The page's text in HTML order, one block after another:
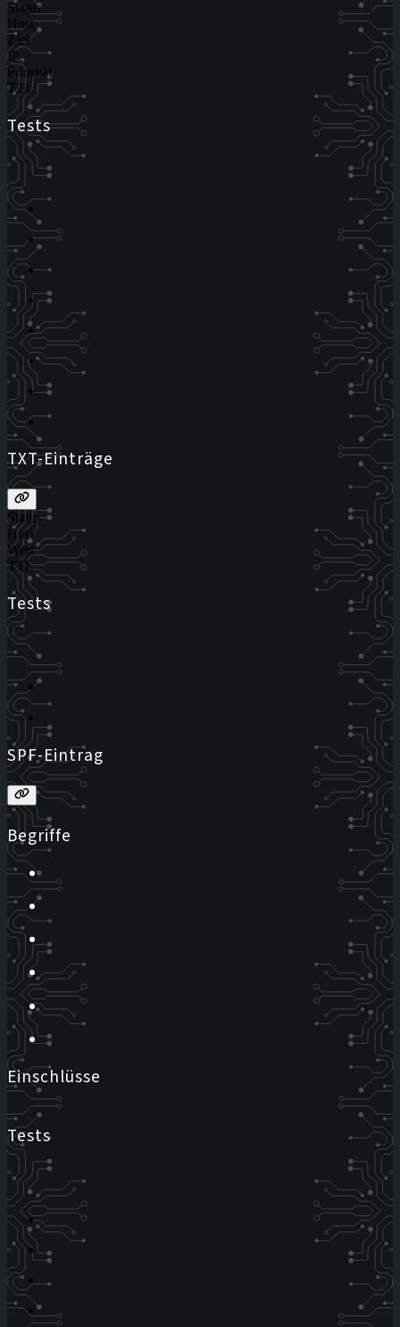
Status
Host
Ziel
IP
Priorität
TTL
Tests
TXT-Einträge
Status
Host
Wert
TTL
Tests
SPF-Eintrag
Begriffe
Einschlüsse
Tests